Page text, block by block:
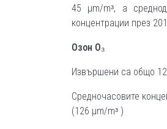
45 µm/mᶟ, а
концентрации през
Озон O₃
Извършени са общо
Средночасовите
(126 µm/mᶟ )